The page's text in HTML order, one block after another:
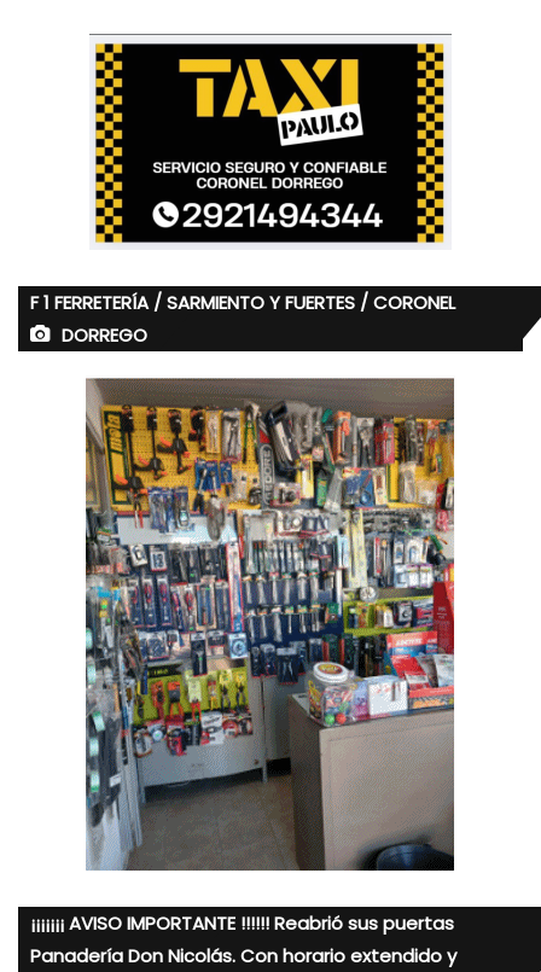
F 1 FERRETERÍA / SARMIENTO Y FUERTES / CORONEL
DORREGO
¡¡¡¡¡¡¡ AVISO IMPORTANTE !!!!!! Reabrió sus puertas
Panadería Don Nicolás. Con horario extendido y